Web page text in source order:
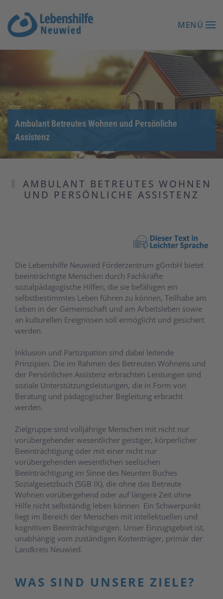
Zum Hauptinhalt springen MENÜ
Ambulant Betreutes Wohnen und Persönliche
Assistenz
AMBULANT BETREUTES WOHNEN
UND PERSÖNLICHE ASSISTENZ
Die Lebenshilfe Neuwied Förderzentrum gGmbH bietet
beeinträchtigte Menschen durch Fachkräfte
sozialpädagogische Hilfen, die sie befähigen ein
selbstbestimmtes Leben führen zu können, Teilhabe am
Leben in der Gemeinschaft und am Arbeitsleben sowie
an kulturellen Ereignissen soll ermöglicht und gesichert
werden.
Inklusion und Partizipation sind dabei leitende
Prinzipien. Die im Rahmen des Betreuten Wohnens und
der Persönlichen Assistenz erbrachten Leistungen sind
soziale Unterstützungsleistungen, die in Form von
Beratung und pädagogischer Begleitung erbracht
werden.
Zielgruppe sind volljährige Menschen mit nicht nur
vorübergehender wesentlicher geistiger, körperlicher
Beeinträchtigung oder mit einer nicht nur
vorübergehenden wesentlichen seelischen
Beeinträchtigung im Sinne des Neunten Buches
Sozialgesetzbuch (SGB IX), die ohne das Betreute
Wohnen vorübergehend oder auf längere Zeit ohne
Hilfe nicht selbständig leben können Ein Schwerpunkt
liegt im Bereich der Menschen mit intellektuellen und
kognitiven Beeinträchtigungen. Unser Einzugsgebiet ist,
unabhängig vom zuständigen Kostenträger, primär der
Landkreis Neuwied.
WAS SIND UNSERE ZIELE?